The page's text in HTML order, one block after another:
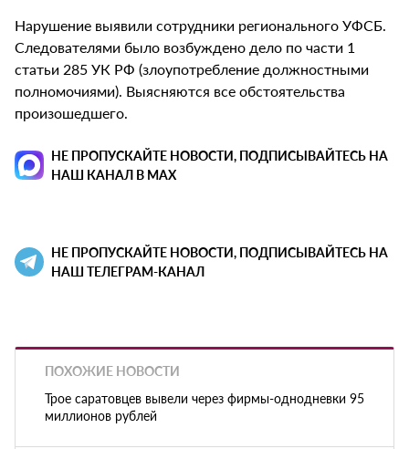
Нарушение выявили сотрудники регионального УФСБ.
Следователями было возбуждено дело по части 1
статьи 285 УК РФ (злоупотребление должностными
полномочиями). Выясняются все обстоятельства
произошедшего.
НЕ ПРОПУСКАЙТЕ НОВОСТИ, ПОДПИСЫВАЙТЕСЬ НА
НАШ КАНАЛ В MAX
НЕ ПРОПУСКАЙТЕ НОВОСТИ, ПОДПИСЫВАЙТЕСЬ НА
НАШ ТЕЛЕГРАМ-КАНАЛ
ПОХОЖИЕ НОВОСТИ
Трое саратовцев вывели через фирмы-однодневки 95
миллионов рублей